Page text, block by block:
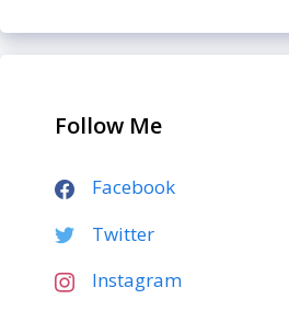
Follow Me
Facebook
Twitter
Instagram